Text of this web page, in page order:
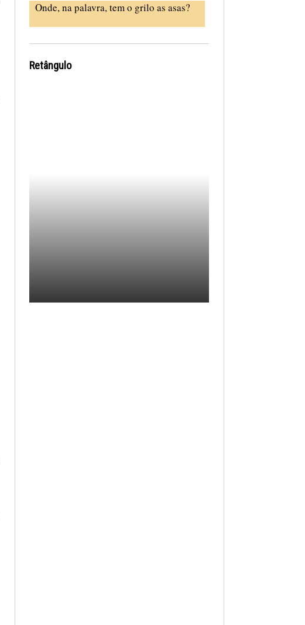
Onde, na palavra, tem o grilo as asas?
Retângulo